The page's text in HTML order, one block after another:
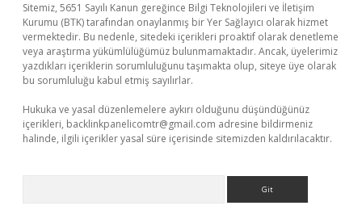
Sitemiz, 5651 Sayılı Kanun gereğince Bilgi Teknolojileri ve İletişim
Kurumu (BTK) tarafından onaylanmış bir Yer Sağlayıcı olarak hizmet
vermektedir. Bu nedenle, sitedeki içerikleri proaktif olarak denetleme
veya araştırma yükümlülüğümüz bulunmamaktadır. Ancak, üyelerimiz
yazdıkları içeriklerin sorumluluğunu taşımakta olup, siteye üye olarak
bu sorumluluğu kabul etmiş sayılırlar.
Hukuka ve yasal düzenlemelere aykırı olduğunu düşündüğünüz
içerikleri, backlinkpanelicomtr@gmail.com adresine bildirmeniz
halinde, ilgili içerikler yasal süre içerisinde sitemizden kaldırılacaktır.